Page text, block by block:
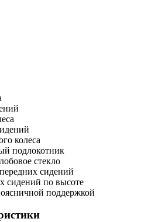
колеса
подлокотник
стекло
сидений
сидений по высоте
поддержкой